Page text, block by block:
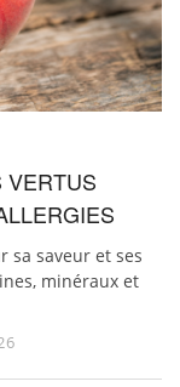
VERTUS
sa saveur et ses
minéraux et